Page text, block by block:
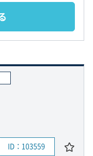
ID：103559